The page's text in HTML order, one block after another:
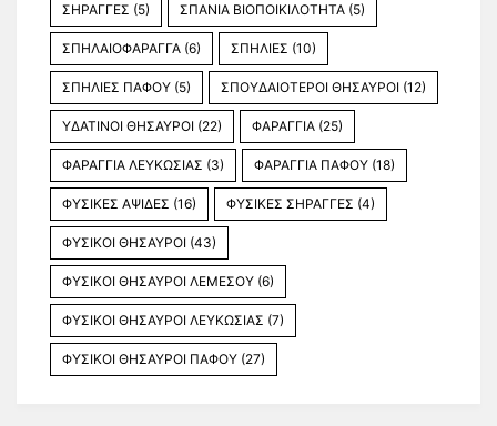
ΣΗΡΑΓΓΕΣ (5) ΣΠΑΝΙΑ ΒΙΟΠΟΙΚΙΛΟΤΗΤΑ (5)
ΣΠΗΛΑΙΟΦΑΡΑΓΓΑ (6) ΣΠΗΛΙΕΣ (10)
ΣΠΗΛΙΕΣ ΠΑΦΟΥ (5) ΣΠΟΥΔΑΙΟΤΕΡΟΙ ΘΗΣΑΥΡΟΙ (12)
ΥΔΑΤΙΝΟΙ ΘΗΣΑΥΡΟΙ (22) ΦΑΡΑΓΓΙΑ (25)
ΦΑΡΑΓΓΙΑ ΛΕΥΚΩΣΙΑΣ (3) ΦΑΡΑΓΓΙΑ ΠΑΦΟΥ (18)
ΦΥΣΙΚΕΣ ΑΨΙΔΕΣ (16) ΦΥΣΙΚΕΣ ΣΗΡΑΓΓΕΣ (4)
ΦΥΣΙΚΟΙ ΘΗΣΑΥΡΟΙ (43)
ΦΥΣΙΚΟΙ ΘΗΣΑΥΡΟΙ ΛΕΜΕΣΟΥ (6)
ΦΥΣΙΚΟΙ ΘΗΣΑΥΡΟΙ ΛΕΥΚΩΣΙΑΣ (7)
ΦΥΣΙΚΟΙ ΘΗΣΑΥΡΟΙ ΠΑΦΟΥ (27)